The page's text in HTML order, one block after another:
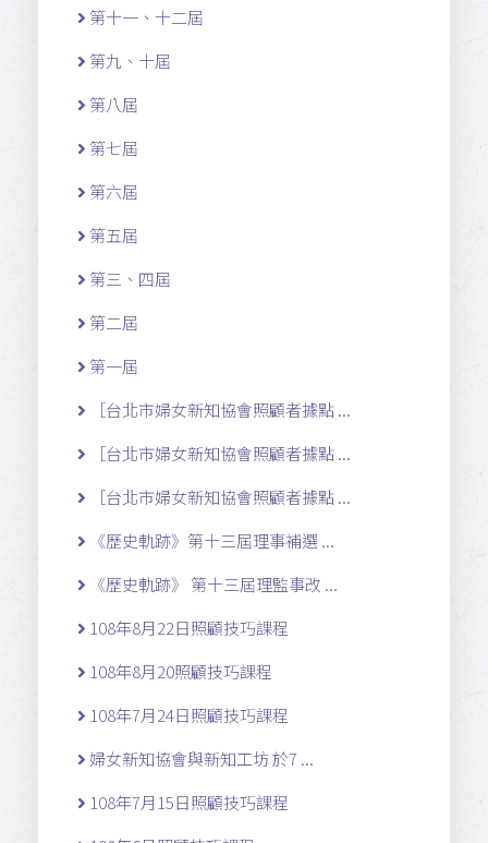
第十一 、十二 屆
第九、十屆
第八屆
第七屆
第六屆
第五屆
第三、四屆
第二屆
第一屆
［台北市婦女新知協會照顧者據點 ...
［台北市婦女新知協會照顧者據點 ...
［台北市婦女新知協會照顧者據點 ...
《歷史軌跡》第十三屆理事補選 ...
《歷史軌跡》 第十三屆理監事改 ...
108年8月22日照顧技巧課程
108年8月20照顧技巧課程
108年7月24日照顧技巧課程
婦女新知協會與新知工坊 於7 ...
108年7月15日照顧技巧課程